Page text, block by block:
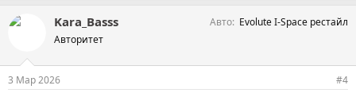
Kara_Basss
Авторитет
Авто Evolute I-Space рестайл
3 Мар 2026 #4